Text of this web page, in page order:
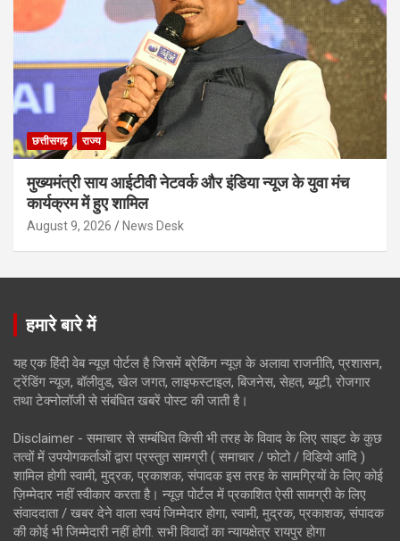
छत्तीसगढ़ राज्य
मुख्यमंत्री साय आईटीवी नेटवर्क और इंडिया न्यूज के युवा मंच
कार्यक्रम में हुए शामिल
August 9, 2026 News Desk
हमारे बारे में
यह एक हिंदी वेब न्यूज़ पोर्टल है जिसमें ब्रेकिंग न्यूज़ के अलावा राजनीति, प्रशासन,
ट्रेंडिंग न्यूज, बॉलीवुड, खेल जगत, लाइफस्टाइल, बिजनेस, सेहत, ब्यूटी, रोजगार
तथा टेक्नोलॉजी से संबंधित खबरें पोस्ट की जाती है।
Disclaimer - समाचार से सम्बंधित किसी भी तरह के विवाद के लिए साइट के कुछ
तत्वों में उपयोगकर्ताओं द्वारा प्रस्तुत सामग्री ( समाचार / फोटो / विडियो आदि )
शामिल होगी स्वामी, मुद्रक, प्रकाशक, संपादक इस तरह के सामग्रियों के लिए कोई
ज़िम्मेदार नहीं स्वीकार करता है। न्यूज़ पोर्टल में प्रकाशित ऐसी सामग्री के लिए
संवाददाता / खबर देने वाला स्वयं जिम्मेदार होगा, स्वामी, मुद्रक, प्रकाशक, संपादक
की कोई भी जिम्मेदारी नहीं होगी. सभी विवादों का न्यायक्षेत्र रायपुर होगा